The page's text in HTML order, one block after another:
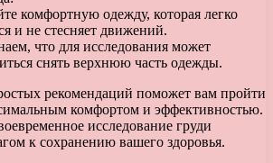
комфортную одежду, которая легко
и не стесняет движений.
что для исследования может
снять верхнюю часть одежды.
рекомендаций поможет вам пройти
комфортом и эффективностью.
исследование груди
к сохранению вашего здоровья.